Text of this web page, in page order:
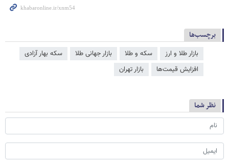
برچسب‌ها
بازار طلا و ارز سکه و طلا بازار جهانی طلا
سکه بهار آزادی
افزایش قیمت‌ها
بازار تهران
نظر شما